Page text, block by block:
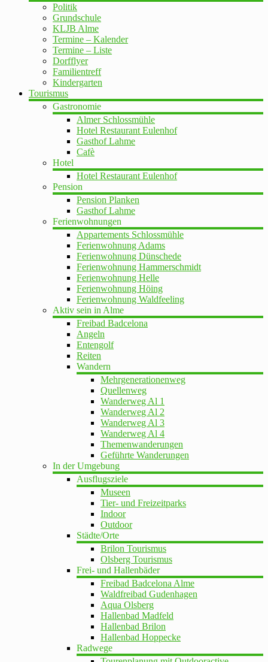
Politik
Grundschule
KLJB Alme
Termine – Kalender
Termine – Liste
Dorfflyer
Familientreff
Kindergarten
Tourismus
Gastronomie
Almer Schlossmühle
Hotel Restaurant Eulenhof
Gasthof Lahme
Cafè
Hotel
Hotel Restaurant Eulenhof
Pension
Pension Planken
Gasthof Lahme
Ferienwohnungen
Appartements Schlossmühle
Ferienwohnung Adams
Ferienwohnung Dünschede
Ferienwohnung Hammerschmidt
Ferienwohnung Helle
Ferienwohnung Höing
Ferienwohnung Waldfeeling
Aktiv sein in Alme
Freibad Badcelona
Angeln
Entengolf
Reiten
Wandern
Mehrgenerationenweg
Quellenweg
Wanderweg Al 1
Wanderweg Al 2
Wanderweg Al 3
Wanderweg Al 4
Themenwanderungen
Geführte Wanderungen
In der Umgebung
Ausflugsziele
Museen
Tier- und Freizeitparks
Indoor
Outdoor
Städte/Orte
Brilon Tourismus
Olsberg Tourismus
Frei- und Hallenbäder
Freibad Badcelona Alme
Waldfreibad Gudenhagen
Aqua Olsberg
Hallenbad Madfeld
Hallenbad Brilon
Hallenbad Hoppecke
Radwege